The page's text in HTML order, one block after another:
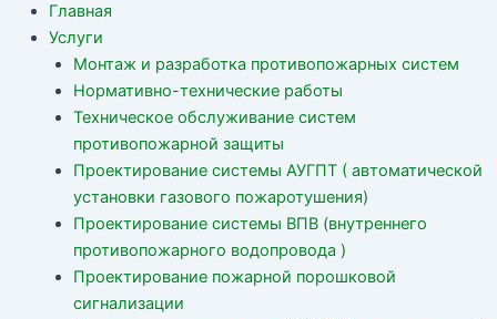
Главная
Услуги
Монтаж и разработка противопожарных систем
Нормативно-технические работы
Техническое обслуживание систем
противопожарной защиты
Проектирование системы АУГПТ ( автоматической
установки газового пожаротушения)
Проектирование системы ВПВ (внутреннего
противопожарного водопровода )
Проектирование пожарной порошковой
сигнализации